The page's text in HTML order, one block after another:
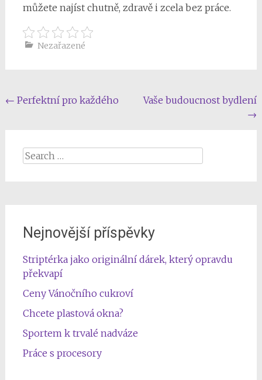
můžete najíst chutně, zdravě i zcela bez práce.
Nezařazené
Post
← Perfektní pro každého
Vaše budoucnost bydlení
→
Search
Nejnovější příspěvky
Striptérka jako originální dárek, který opravdu
překvapí
Ceny Vánočního cukroví
Chcete plastová okna?
Sportem k trvalé nadváze
Práce s procesory